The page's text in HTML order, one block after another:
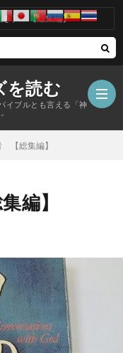
を読む
イブルとも言える「神
集編】
【総集編】
編】